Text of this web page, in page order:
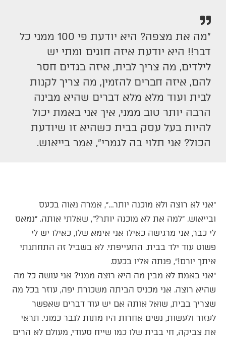
״מה את מצפה? היא יודעת פי 100 ממני כל
דבר!! היא יודעת איזה חוגים ומתי יש
לילדים, מה צריך לבית, איזה בגדים חסר
להם, איזה חברים להזמין, מה צריך לקנות
לבית ועוד מלא מלא דברים שהיא מבינה
הרבה יותר טוב ממני, איך אני באמת יכול
להיות בעל עסק בבית כשהיא זו שיודעת
הכול? אני תלוי בה לגמרי״, אמר בייאוש.
״אני לא רוצה ולא מוכנה יותר…״, אמרה נאוה בכעס
ובייאוש. ״למה את לא מוכנה יותר?״, שאלתי אותה. ״נמאס
לי כבר, אני מרגישה כאילו אני אימא שלו, כאילו יש לי
פשוט עוד ילד בבית. התעייפתי. לא בשביל זה התחתנתי
איתך יורם!״, פנתה אליו בכעס.
״אני באמת לא מבין מה היא רוצה ממני? אני עושה כל מה
שהיא רוצה. אני מכניס הביתה משכורת יפה, עוזר בכל מה
שצריך בבית, שואל אותה אם יש עוד דברים שאפשר
לעזור ולעשות, נשים אחרות היו מתות לגבר כמוני. תראי
את צביקה, חי בבית שלו כמו שייח סעודי, מעולם לא הרים